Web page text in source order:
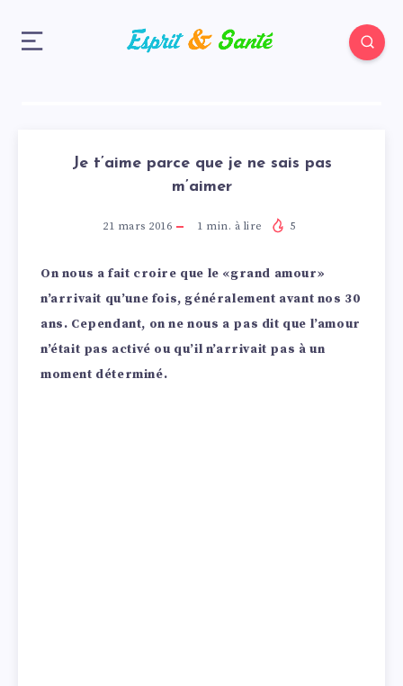
Je t’aime parce que je ne sais pas
m’aimer
21 mars 2016 1 min. à lire 5
On nous a fait croire que le «grand amour»
n’arrivait qu’une fois, généralement avant nos 30
ans. Cependant, on ne nous a pas dit que l’amour
n’était pas activé ou qu’il n’arrivait pas à un
moment déterminé.